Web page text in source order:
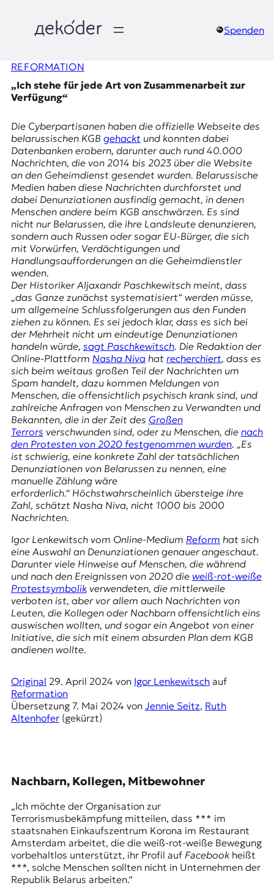
springen
e
k
o
d
e
r
|
D
E
K
O
D
E
R
W
i
s
s
e
n
J
u
r
n
a
i
s
m
u
s
d
M
e
d
o
p
e
t
e
n
z
z
Spenden
REFORMATION
„Ich stehe für jede Art von Zusammenarbeit zur
Verfügung“
Die Cyberpartisanenhaben die offizielle Webseite des
belarussischen KGB gehackt und konnten dabei
Datenbanken erobern, darunter auch rund 40.000
Nachrichten, die von 2014 bis 2023 über die Website
an den Geheimdienst gesendet wurden. Belarussische
Medien haben diese Nachrichten durchforstet und
dabei Denunziationen ausfindig gemacht, in denen
Menschen andere beim KGB anschwärzen. Es sind
nicht nur Belarussen, die ihre Landsleute denunzieren,
sondern auch Russen oder sogar EU-Bürger, die sich
mit Vorwürfen, Verdächtigungen und
Handlungsaufforderungen an die Geheimdienstler
wenden.
Der Historiker Aljaxandr Paschkewitsch meint, dass
„das Ganze zunächst systematisiert“ werden müsse,
um allgemeine Schlussfolgerungen aus den Funden
ziehen zu können. Es sei jedoch klar, dass es sich bei
der Mehrheit nicht um eindeutige Denunziationen
handeln würde, sagt Paschkewitsch. Die Redaktion der
Online-Plattform Nasha Nivahat recherchiert, dass es
sich beim weitaus großen Teil der Nachrichten um
Spam handelt, dazu kommen Meldungen von
Menschen, die offensichtlich psychisch krank sind, und
zahlreiche Anfragen von Menschen zu Verwandten und
Bekannten, die in der Zeit des Großen
Terrors verschwunden sind, oder zu Menschen, die nach
den Protesten von 2020 festgenommen wurden. „Es
ist schwierig, eine konkrete Zahl der tatsächlichen
Denunziationen von Belarussen zu nennen, eine
manuelle Zählung wäre
erforderlich.“ Höchstwahrscheinlich übersteige ihre
Zahl, schätzt Nasha Niva, nicht 1000 bis 2000
Nachrichten.
Igor Lenkewitsch vom Online-Medium Reform hat sich
eine Auswahl an Denunziationen genauer angeschaut.
Darunter viele Hinweise auf Menschen, die während
und nach den Ereignissen von 2020 die weiß-rot-weiße
Protestsymbolikverwendeten, die mittlerweile
verboten ist, aber vor allem auch Nachrichten von
Leuten, die Kollegen oder Nachbarn offensichtlich eins
auswischen wollten, und sogar ein Angebot von einer
Initiative, die sich mit einem absurden Plan dem KGB
andienen wollte.
Original 29. April 2024 von Igor Lenkewitschauf
Reformation
Übersetzung 7. Mai 2024 von Jennie Seitz, Ruth
Altenhofer(gekürzt)
Nachbarn, Kollegen, Mitbewohner
„Ich möchte der Organisation zur
Terrorismusbekämpfung mitteilen, dass *** im
staatsnahen Einkaufszentrum Korona im Restaurant
Amsterdam arbeitet, die die weiß-rot-weiße Bewegung
vorbehaltlos unterstützt, ihr Profil auf Facebook heißt
***, solche Menschen sollten nicht in Unternehmen der
Republik Belarus arbeiten.“